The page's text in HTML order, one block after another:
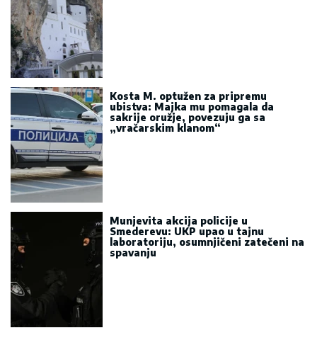
Kosta M. optužen za pripremu
ubistva: Majka mu pomagala da
sakrije oružje, povezuju ga sa
„vračarskim klanom“
Munjevita akcija policije u
Smederevu: UKP upao u tajnu
laboratoriju, osumnjičeni zatečeni na
spavanju